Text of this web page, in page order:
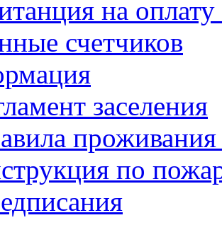
на
счетчиков
заселения
по